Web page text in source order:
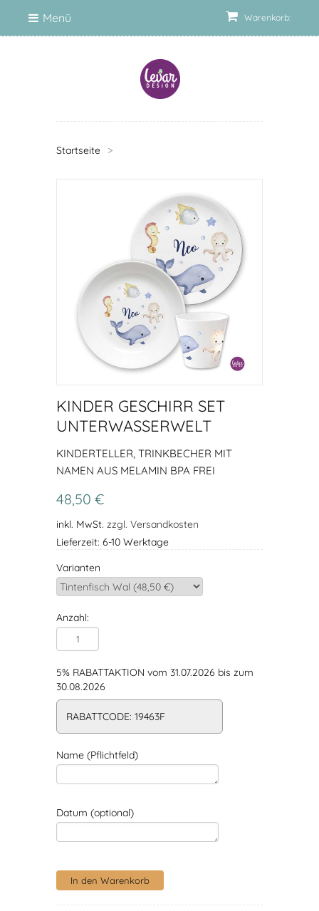
Warenkorb:
Menü
Startseite >
KINDER GESCHIRR SET
UNTERWASSERWELT
KINDERTELLER, TRINKBECHER MIT
NAMEN AUS MELAMIN BPA FREI
48,50 €
inkl. MwSt. zzgl. Versandkosten
Lieferzeit: 6-10 Werktage
Varianten
Anzahl:
5% RABATTAKTION vom 31.07.2026 bis zum
30.08.2026
RABATTCODE: 19463F
Name (Pflichtfeld)
Datum (optional)